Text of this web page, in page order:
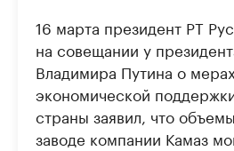
16 марта президент РТ
на совещании у
Владимира Путина о
экономической
страны заявил, что
заводе компании Камаз